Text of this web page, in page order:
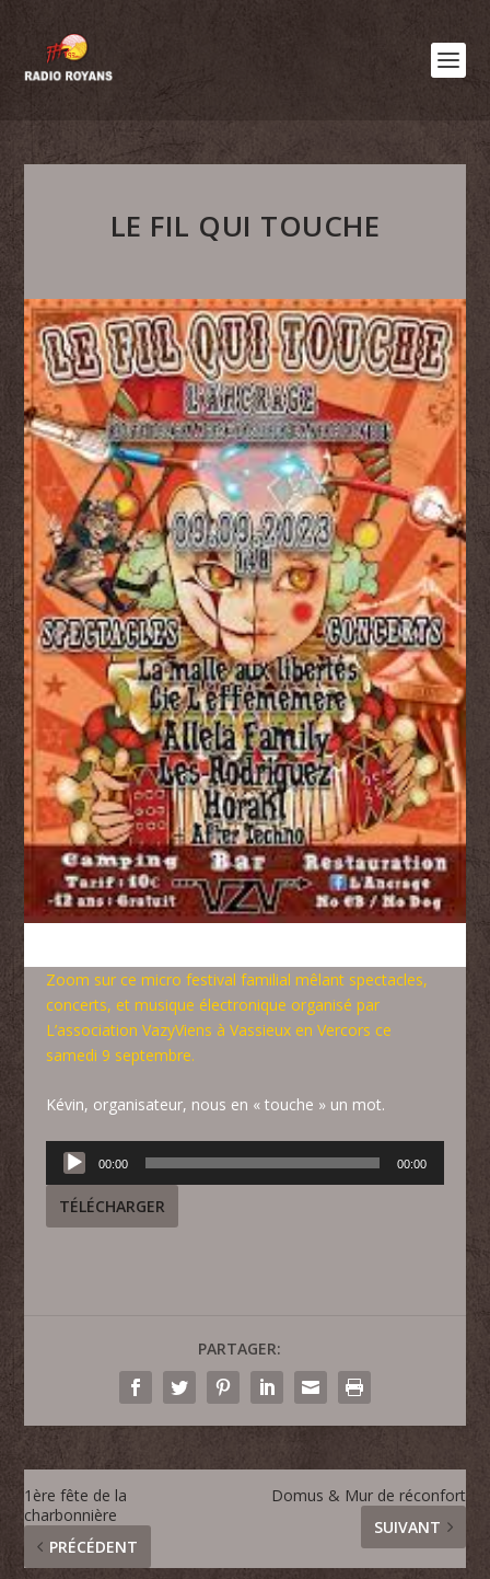
LE FIL QUI TOUCHE
Zoom sur ce micro festival familial mêlant spectacles,
concerts, et musique électronique organisé par
L’association VazyViens à Vassieux en Vercors ce
samedi 9 septembre.
Kévin, organisateur, nous en « touche » un mot.
Lecteur
audio
00:00 00:00
TÉLÉCHARGER
PARTAGER:
1ère fête de la
charbonnière
PRÉCÉDENT
Domus & Mur de réconfort
SUIVANT